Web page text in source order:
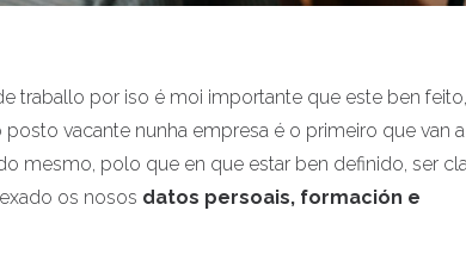
traballo por iso é moi importante que este ben
vacante nunha empresa é o primeiro que van a
mesmo, polo que en que estar ben definido, ser
os nosos datos persoais, formación e